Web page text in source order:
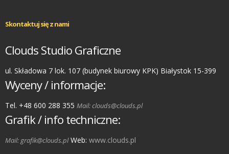
Skontaktuj się z nami
Clouds Studio Graficzne
ul. Składowa 7 lok. 107 (budynek biurowy KPK) Białystok 15-399
Wyceny / informacje:
Tel. +48 600 288 355 Mail: clouds@clouds.pl
Grafik / info techniczne:
Mail: grafik@clouds.plWeb: www.clouds.pl